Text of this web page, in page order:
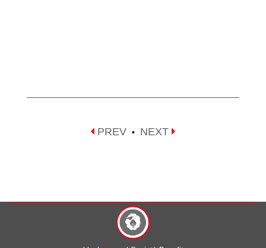
PREV • NEXT